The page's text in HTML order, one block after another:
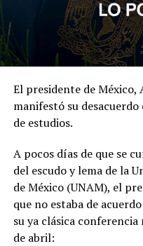
El presidente de México,
manifestó su
de estudios.
A pocos días de que se
del escudo y lema de la
de México (UNAM), el
que no estaba de
su ya clásica
de abril: